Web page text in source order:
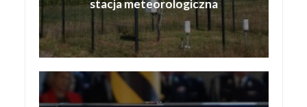
stacja meteorologiczna